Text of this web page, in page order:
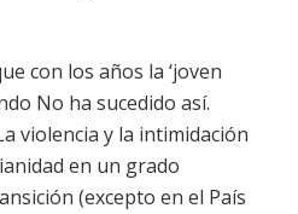
con los años la ‘joven
No ha sucedido así.
violencia y la intimidación
en un grado
(excepto en el País